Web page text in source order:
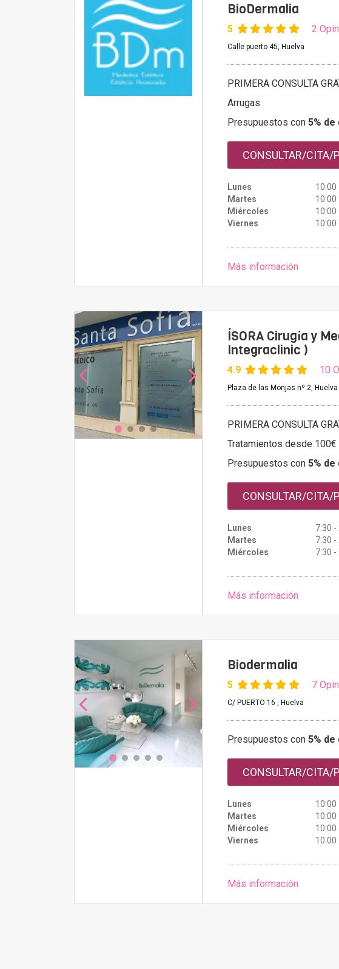
BioDermalia
5 2
Calle puerto 45, Huelva
PRIMERA CONSULTA
Arrugas
Presupuestos con 5%
CONSULTAR/CITA/
Lunes
Martes
Miércoles
Viernes
Más información
ÍSORA Cirugía y
Integraclinic )
4.9 10
Plaza de las Monjas nº 2, Huelva
PRIMERA CONSULTA
Tratamientos desde 100€
Presupuestos con 5%
CONSULTAR/CITA/
Lunes
7:30
Martes
7:30
Miércoles
7:30
Más información
Biodermalia
5 7
C/ PUERTO 16 , Huelva
Presupuestos con 5%
CONSULTAR/CITA/
Lunes
Martes
Miércoles
Viernes
Más información